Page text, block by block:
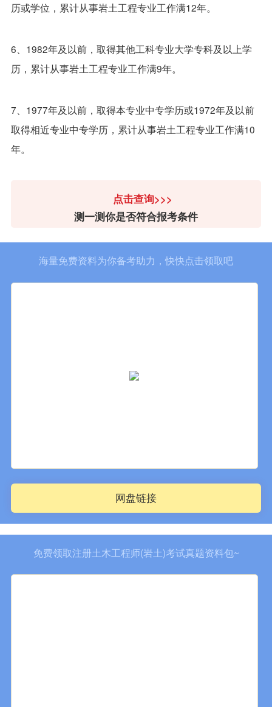
历或学位，累计从事岩土工程专业工作满12年。
6、1982年及以前，取得其他工科专业大学专科及以上学
历，累计从事岩土工程专业工作满9年。
7、1977年及以前，取得本专业中专学历或1972年及以前
取得相近专业中专学历，累计从事岩土工程专业工作满10
年。
点击查询>>>
测一测你是否符合报考条件
海量免费资料为你备考助力，快快点击领取吧
网盘链接
免费领取注册土木工程师(岩土)考试真题资料包~